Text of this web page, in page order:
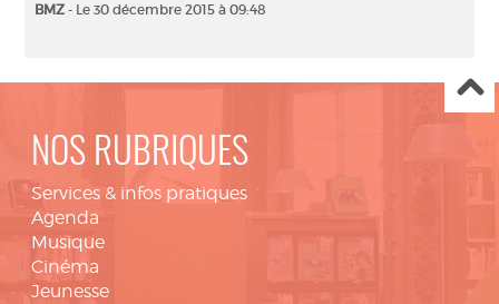
BMZ - Le 30 décembre 2015 à 09:48
NOS RUBRIQUES
Services & infos pratiques
Agenda
Musique
Cinéma
Jeunesse